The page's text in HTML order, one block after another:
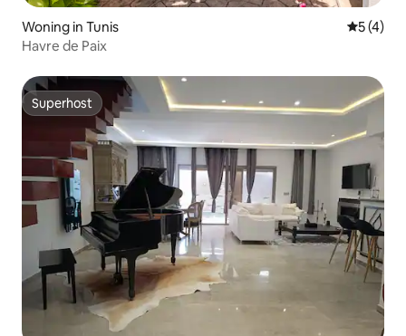
Woning in Tunis
5 (4)
Havre de Paix
Superhost
Superhost